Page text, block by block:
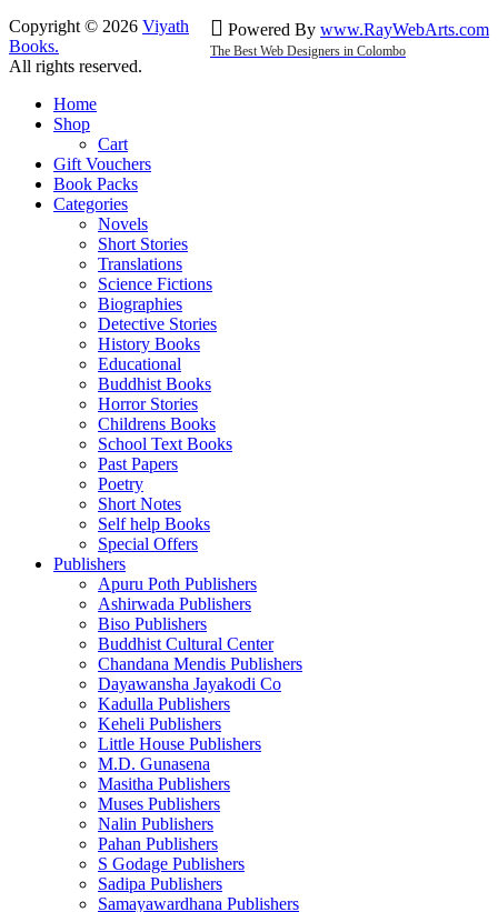
Powered By www.RayWebArts.com
The Best Web Designers in Colombo
Copyright © 2026 Viyath
Books.
All rights reserved.
Home
Shop
Cart
Gift Vouchers
Book Packs
Categories
Novels
Short Stories
Translations
Science Fictions
Biographies
Detective Stories
History Books
Educational
Buddhist Books
Horror Stories
Childrens Books
School Text Books
Past Papers
Poetry
Short Notes
Self help Books
Special Offers
Publishers
Apuru Poth Publishers
Ashirwada Publishers
Biso Publishers
Buddhist Cultural Center
Chandana Mendis Publishers
Dayawansha Jayakodi Co
Kadulla Publishers
Keheli Publishers
Little House Publishers
M.D. Gunasena
Masitha Publishers
Muses Publishers
Nalin Publishers
Pahan Publishers
S Godage Publishers
Sadipa Publishers
Samayawardhana Publishers